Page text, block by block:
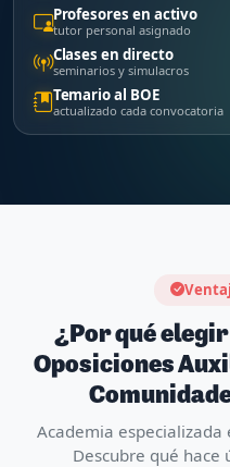
Profesores en activo
tutor personal asignado
Clases en directo
seminarios y simulacros
Temario al BOE
actualizado cada convocatoria
¿Por qué
Oposiciones
Academia especializada
Descubre qué hace